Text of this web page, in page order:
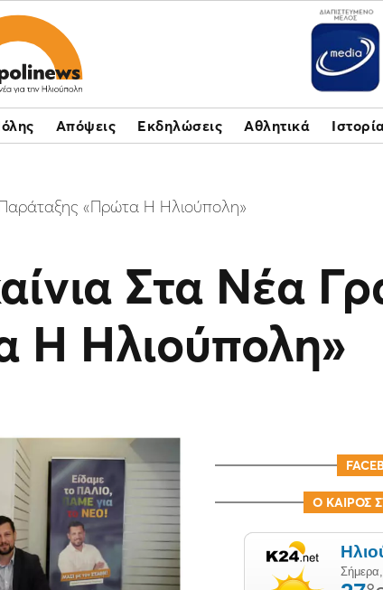
Απόψεις Εκδηλώσεις Αθλητικά
«Πρώτα Η Ηλιούπολη»
Στα Νέα
Η Ηλιούπολη»
Ο ΚΑΙΡΟΣ